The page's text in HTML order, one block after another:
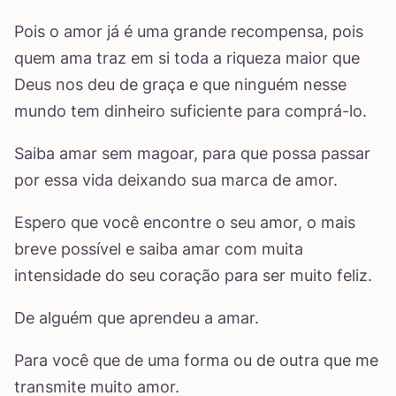
Pois o amor já é uma grande recompensa, pois
quem ama traz em si toda a riqueza maior que
Deus nos deu de graça e que ninguém nesse
mundo tem dinheiro suficiente para comprá-lo.
Saiba amar sem magoar, para que possa passar
por essa vida deixando sua marca de amor.
Espero que você encontre o seu amor, o mais
breve possível e saiba amar com muita
intensidade do seu coração para ser muito feliz.
De alguém que aprendeu a amar.
Para você que de uma forma ou de outra que me
transmite muito amor.